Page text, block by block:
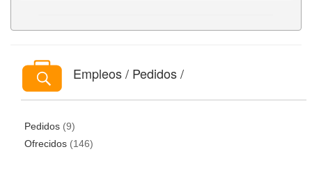
Empleos / Pedidos /
Pedidos (9)
Ofrecidos (146)